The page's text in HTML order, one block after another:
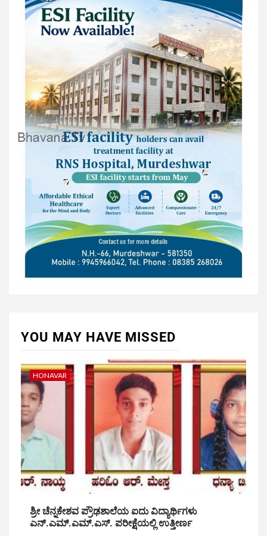
YOU MAY HAVE MISSED
HONAVAR
ಶ್ರೀ ಚೆನ್ನಕೇಶವ ಪ್ರೌಢಶಾಲೆಯ ಐದು ವಿದ್ಯಾರ್ಥಿಗಳು
ಎನ್.ಎಮ್.ಎಮ್.ಎಸ್. ಪರೀಕ್ಷೆಯಲ್ಲಿ ಉತ್ತೀರ್ಣ